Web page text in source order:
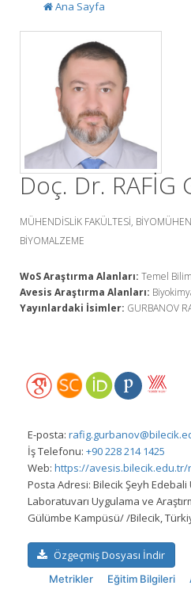
Ana Sayfa
Doç. Dr. RAFİG
MÜHENDİSLİK FAKÜLTESİ,
BİYOMALZEME
WoS Araştırma Alanları: Temel
Avesis Araştırma Alanları:
Yayınlardaki İsimler: GURBANOV
E-posta:
İş Telefonu: +90 228 214 1425
Web: https://
Posta Adresi: Bilecik Şeyh
Laboratuvarı Uygulama ve
Gülümbe Kampüsü/ /Bilecik,
Özgeçmiş Dosyası İndir
Metrikler Eğitim Bilgileri